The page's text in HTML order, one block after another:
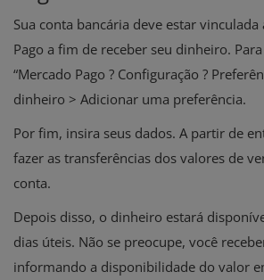
Sua conta bancária deve estar
Pago a fim de receber seu dinheiro.
“Mercado Pago ? Configuração ?
dinheiro > Adicionar uma preferência.
Por fim, insira seus dados. A partir de
fazer as transferências dos valores de
conta.
Depois disso, o dinheiro estará
dias úteis. Não se preocupe, você
informando a disponibilidade do valor